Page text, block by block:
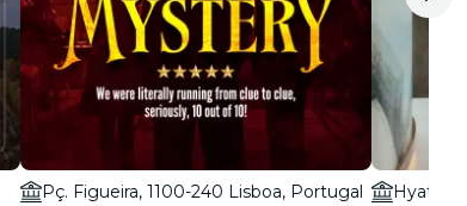
Pç. Figueira, 1100-240 Lisboa, Portugal Hyatt